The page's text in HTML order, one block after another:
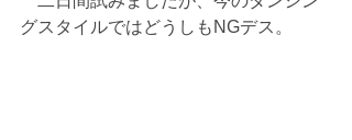
グスタイルではどうしもNGデス。